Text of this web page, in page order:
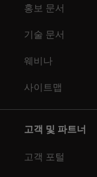
홍보 문서
기술 문서
웨비나
사이트맵
고객 및 파트너
고객 포털